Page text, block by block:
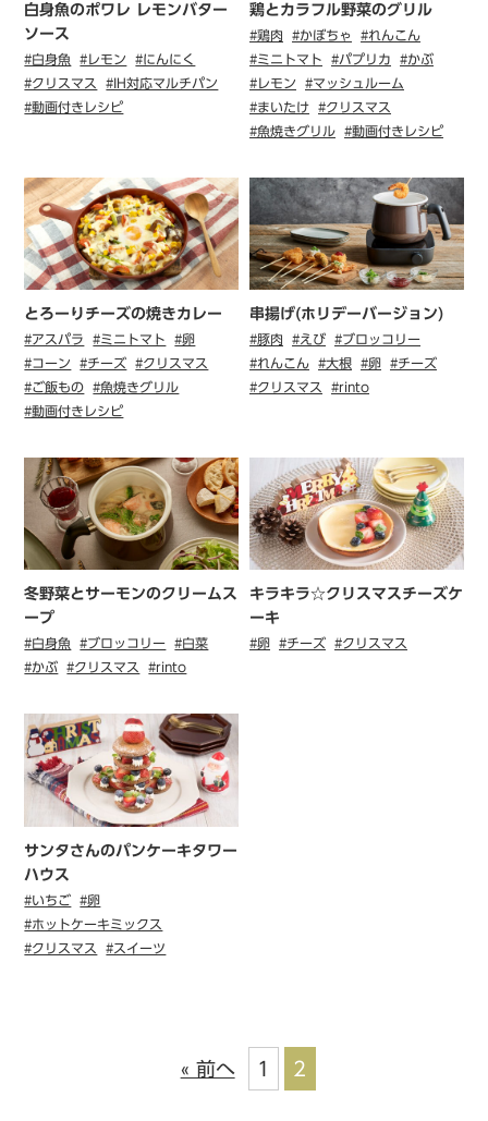
白身魚のポワレ レモンバター
ソース
#白身魚 #レモン
#にんにく
#クリスマス
#IH対応マルチパン
#動画付きレシピ
鶏とカラフル野菜のグリル
#鶏肉 #かぼちゃ
#れんこん
#ミニトマト
#パプリカ
#かぶ
#レモン
#マッシュルーム
#まいたけ
#クリスマス
#魚焼きグリル
#動画付きレシピ
とろーりチーズの焼きカレー
#アスパラ #ミニトマト
#卵
#コーン
#チーズ
#クリスマス
#ご飯もの
#魚焼きグリル
#動画付きレシピ
串揚げ(ホリデーバージョン)
#豚肉 #えび
#ブロッコリー
#れんこん
#大根 #卵
#チーズ
#クリスマス
#rinto
冬野菜とサーモンのクリームス
ープ
#白身魚 #ブロッコリー
#白菜
#かぶ
#クリスマス #rinto
キラキラ☆クリスマスチーズケ
ーキ
#卵 #チーズ #クリスマス
サンタさんのパンケーキタワー
ハウス
#いちご
#卵
#ホットケーキミックス
#クリスマス
#スイーツ
« 前へ 1 2